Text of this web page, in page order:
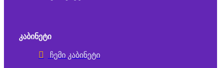
ᲙᲐᲑᲘᲜᲔᲢᲘ
ჩემი კაბინეტი